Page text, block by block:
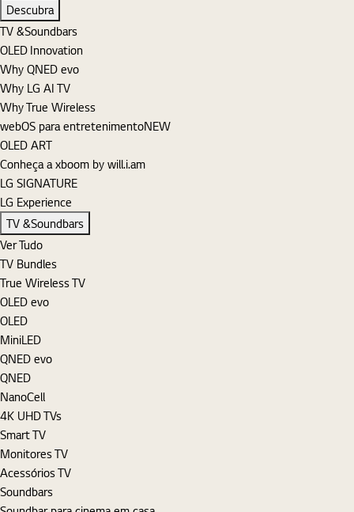
Descubra
TV &Soundbars
OLED Innovation
Why QNED evo
Why LG AI TV
Why True Wireless
webOS para entretenimentoNEW
OLED ART
Conheça a xboom by will.i.am
LG SIGNATURE
LG Experience
TV &Soundbars
Ver Tudo
TV Bundles
True Wireless TV
OLED evo
OLED
MiniLED
QNED evo
QNED
NanoCell
4K UHD TVs
Smart TV
Monitores TV
Acessórios TV
Soundbars